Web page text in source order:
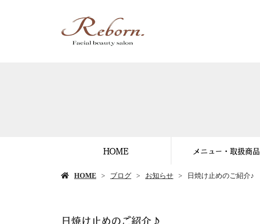
HOME メニュー・取扱商品
HOME ブログ お知らせ 日焼け止めのご紹介♪